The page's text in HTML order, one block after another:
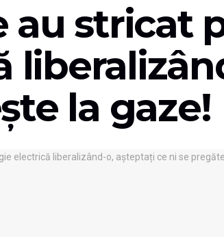
au stricat
la gaze!